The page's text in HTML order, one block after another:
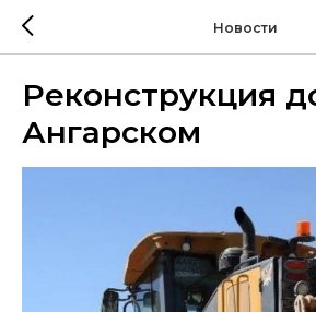
Новости
Реконструкция
Ангарском